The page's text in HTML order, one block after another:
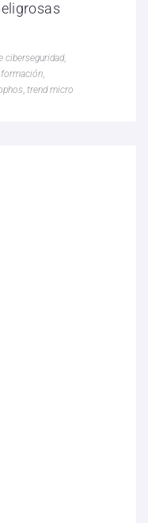
ciberseguridad,
formación
trend micro